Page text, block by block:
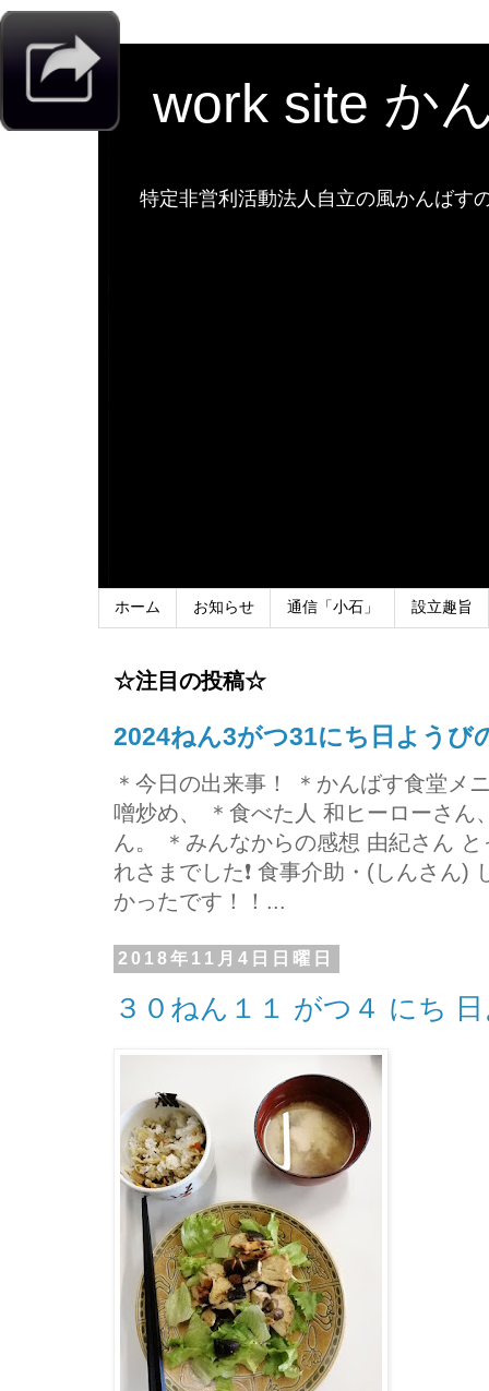
work site か
特定非営利活動法人自立の風かんばす
ホーム お知らせ 通信「小石」 設立趣旨
☆注目の投稿☆
2024ねん3がつ31にち日ようび
＊今日の出来事！ ＊かんばす食堂メ
噌炒め、 ＊食べた人 和ヒーローさん
ん。 ＊みんなからの感想 由紀さん
れさまでした❗ 食事介助・(しんさん)
かったです！！...
2018年11月4日日曜日
３０ねん１１ がつ４ にち